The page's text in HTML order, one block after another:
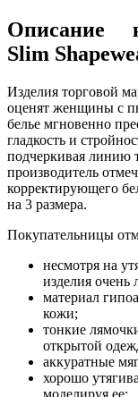
Описание
Slim
Изделия торговой
оценят женщины с
белье мгновенно
гладкость и
подчеркивая линию
производитель
корректирующего
на 3 размера.
Покупательницы
несмотря на
изделия очень
материал
кожи;
тонкие
открытой
аккуратные
хорошо
моделируя ее;